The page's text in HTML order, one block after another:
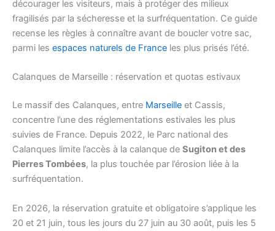
décourager les visiteurs, mais à protéger des milieux
fragilisés par la sécheresse et la surfréquentation. Ce guide
recense les règles à connaître avant de boucler votre sac,
parmi les espaces naturels de France les plus prisés l’été.
Calanques de Marseille : réservation et quotas estivaux
Le massif des Calanques, entre Marseille et Cassis,
concentre l’une des réglementations estivales les plus
suivies de France. Depuis 2022, le Parc national des
Calanques limite l’accès à la calanque de Sugiton et des
Pierres Tombées, la plus touchée par l’érosion liée à la
surfréquentation.
En 2026, la réservation gratuite et obligatoire s’applique les
20 et 21 juin, tous les jours du 27 juin au 30 août, puis les 5